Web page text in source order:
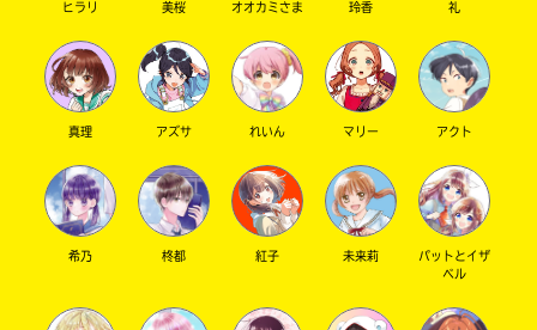
SNSでシェアする
ヒラリ 美桜 オオカミさま 玲香 礼
真理 アズサ れいん マリー アクト
希乃 柊都 紅子 未来莉
パットとイザ
ベル